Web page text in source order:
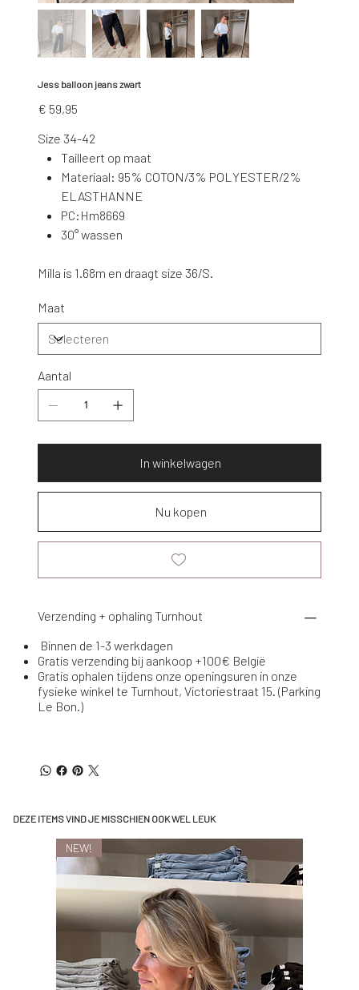
Jess balloon jeans zwart
Prijs
€ 59,95
Size 34-42
Tailleert op maat
Materiaal: 95% COTON/3% POLYESTER/2%
ELASTHANNE
PC:Hm8669
30° wassen
Milla is 1.68m en draagt size 36/S.
Maat
Aantal
In winkelwagen
Nu kopen
Verzending + ophaling Turnhout
Binnen de 1-3 werkdagen
Gratis verzending bij aankoop +100€ België
Gratis ophalen tijdens onze openingsuren in onze
fysieke winkel te Turnhout, Victoriestraat 15. (Parking
Le Bon.)
DEZE ITEMS VIND JE MISSCHIEN OOK WEL LEUK
NEW!